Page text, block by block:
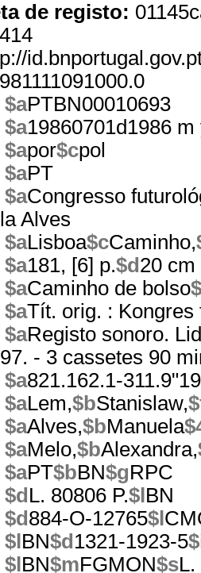
de registo:
$aPTBN00010693
$a19860701d1986
$apor$cpol
$aPT
$aCongresso
Alves
$aLisboa$cCaminho,
$a181, [6] p.$d 20 cm
$aCaminho de bolso
$aTít. orig. : Kongres
$aRegisto sonoro.
- 3 cassetes 90
$a821.162.1-
$aLem,$bStanislaw,
$aAlves,$bManuela
$aMelo,$bAlexandra,
$aPT$bBN$gRPC
$d L. 80806 P.$l BN
$d 884-O-12765$l
$l BN$d 1321-1923-5
$l BN$mFGMON$sL.